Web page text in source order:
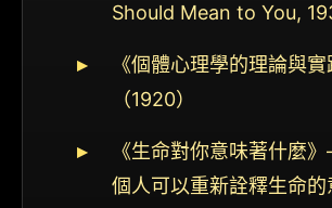
Should Mean to You,
《個體心理學的理論與實
（1920）
《生命對你意味著什麼
個人可以重新詮釋生命的